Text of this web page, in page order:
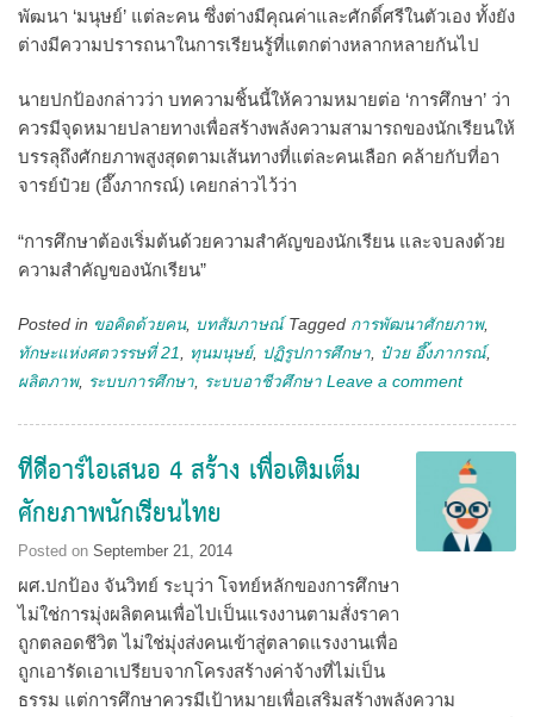
พัฒนา ‘มนุษย์’ แต่ละคน ซึ่งต่างมีคุณค่าและศักดิ์ศรีในตัวเอง ทั้งยัง
ต่างมีความปรารถนาในการเรียนรู้ที่แตกต่างหลากหลายกันไป
นายปกป้องกล่าวว่า บทความชิ้นนี้ให้ความหมายต่อ ‘การศึกษา’ ว่า
ควรมีจุดหมายปลายทางเพื่อสร้างพลังความสามารถของนักเรียนให้
บรรลุถึงศักยภาพสูงสุดตามเส้นทางที่แต่ละคนเลือก คล้ายกับที่อา
จารย์ป๋วย (อึ๊งภากรณ์) เคยกล่าวไว้ว่า
“การศึกษาต้องเริ่มต้นด้วยความสําคัญของนักเรียน และจบลงด้วย
ความสําคัญของนักเรียน”
Posted in ขอคิดด้วยคน, บทสัมภาษณ์ Tagged การพัฒนาศักยภาพ,
ทักษะแห่งศตวรรษที่ 21, ทุนมนุษย์, ปฏิรูปการศึกษา, ป๋วย อึ๊งภากรณ์,
ผลิตภาพ, ระบบการศึกษา, ระบบอาชีวศึกษา Leave a comment
ทีดีอาร์ไอเสนอ 4 สร้าง เพื่อเติมเต็ม
ศักยภาพนักเรียนไทย
Posted on September 21, 2014
ผศ.ปกป้อง จันวิทย์ ระบุว่า โจทย์หลักของการศึกษา
ไม่ใช่การมุ่งผลิตคนเพื่อไปเป็นแรงงานตามสั่งราคา
ถูกตลอดชีวิต ไม่ใช่มุ่งส่งคนเข้าสู่ตลาดแรงงานเพื่อ
ถูกเอารัดเอาเปรียบจากโครงสร้างค่าจ้างที่ไม่เป็น
ธรรม แต่การศึกษาควรมีเป้าหมายเพื่อเสริมสร้างพลังความ